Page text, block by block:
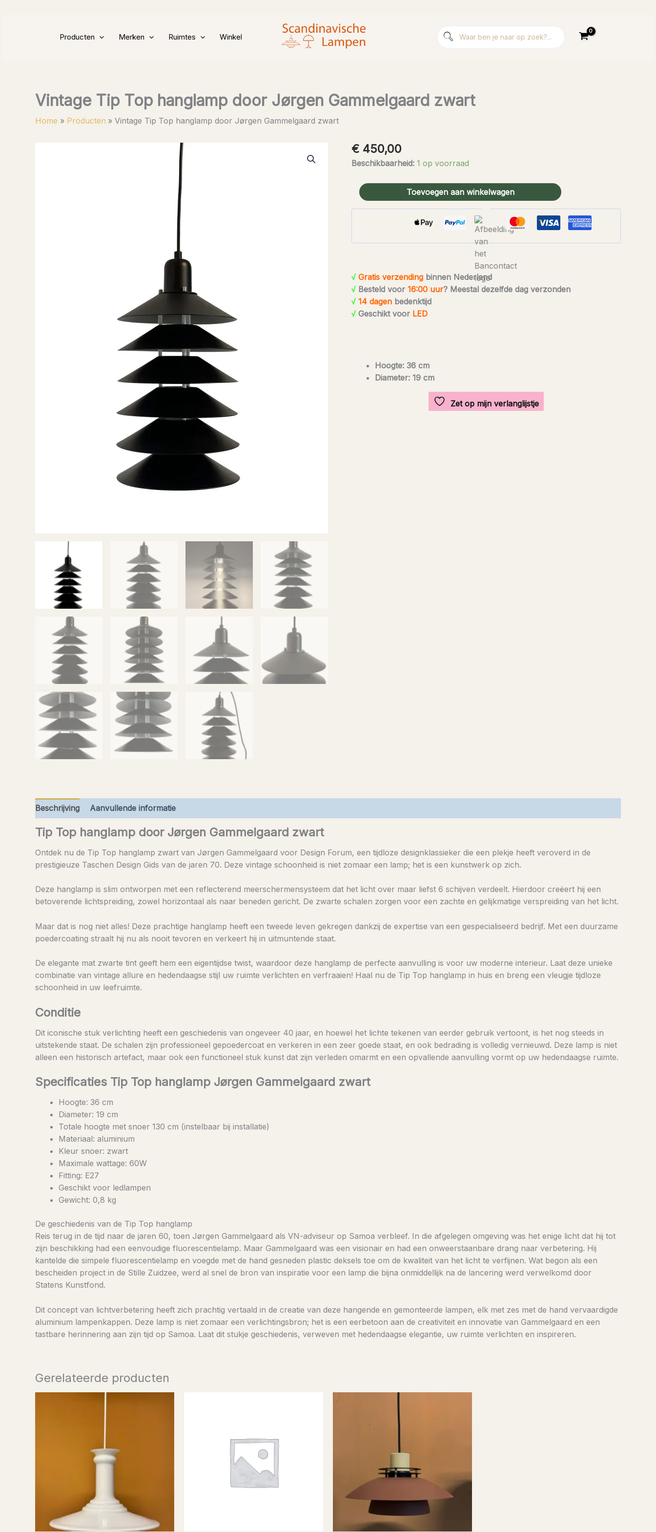
Producten Merken Ruimtes Winkel
Vintage Tip Top hanglamp door Jørgen Gammelgaard zwart
Home Producten Vintage Tip Top hanglamp door Jørgen Gammelgaard zwart
€ 450,00
Beschikbaarheid: 1 op voorraad
Vintage
Tip
Top
zwart
aantal
Toevoegen aan winkelwagen
√ Gratis verzending binnen Nederland
√ Besteld voor 16:00 uur? Meestal dezelfde dag verzonden
√ 14 dagen bedenktijd
√ Geschikt voor LED
Hoogte: 36 cm
Diameter: 19 cm
Zet op mijn verlanglijstje
Beschrijving Aanvullende informatie
Tip Top hanglamp door Jørgen Gammelgaard zwart
Ontdek nu de Tip Top hanglamp zwart van Jørgen Gammelgaard voor Design Forum, een tijdloze designklassieker die een plekje heeft veroverd in de
prestigieuze Taschen Design Gids van de jaren 70. Deze vintage schoonheid is niet zomaar een lamp; het is een kunstwerk op zich.
Deze hanglamp is slim ontworpen met een reflecterend meerschermensysteem dat het licht over maar liefst 6 schijven verdeelt. Hierdoor creëert hij een
betoverende lichtspreiding, zowel horizontaal als naar beneden gericht. De zwarte schalen zorgen voor een zachte en gelijkmatige verspreiding van het licht.
Maar dat is nog niet alles! Deze prachtige hanglamp heeft een tweede leven gekregen dankzij de expertise van een gespecialiseerd bedrijf. Met een duurzame
poedercoating straalt hij nu als nooit tevoren en verkeert hij in uitmuntende staat.
De elegante mat zwarte tint geeft hem een eigentijdse twist, waardoor deze hanglamp de perfecte aanvulling is voor uw moderne interieur. Laat deze unieke
combinatie van vintage allure en hedendaagse stijl uw ruimte verlichten en verfraaien! Haal nu de Tip Top hanglamp in huis en breng een vleugje tijdloze
schoonheid in uw leefruimte.
Conditie
Dit iconische stuk verlichting heeft een geschiedenis van ongeveer 40 jaar, en hoewel het lichte tekenen van eerder gebruik vertoont, is het nog steeds in
uitstekende staat. De schalen zijn professioneel gepoedercoat en verkeren in een zeer goede staat, en ook bedrading is volledig vernieuwd. Deze lamp is niet
alleen een historisch artefact, maar ook een functioneel stuk kunst dat zijn verleden omarmt en een opvallende aanvulling vormt op uw hedendaagse ruimte.
Specificaties Tip Top hanglamp Jørgen Gammelgaard zwart
Hoogte: 36 cm
Diameter: 19 cm
Totale hoogte met snoer 130 cm (instelbaar bij installatie)
Materiaal: aluminium
Kleur snoer: zwart
Maximale wattage: 60W
Fitting: E27
Geschikt voor ledlampen
Gewicht: 0,8 kg
De geschiedenis van de Tip Top hanglamp
Reis terug in de tijd naar de jaren 60, toen Jørgen Gammelgaard als VN-adviseur op Samoa verbleef. In die afgelegen omgeving was het enige licht dat hij tot
zijn beschikking had een eenvoudige fluorescentielamp. Maar Gammelgaard was een visionair en had een onweerstaanbare drang naar verbetering. Hij
kantelde die simpele fluorescentielamp en voegde met de hand gesneden plastic deksels toe om de kwaliteit van het licht te verfijnen. Wat begon als een
bescheiden project in de Stille Zuidzee, werd al snel de bron van inspiratie voor een lamp die bijna onmiddellijk na de lancering werd verwelkomd door
Statens Kunstfond.
Dit concept van lichtverbetering heeft zich prachtig vertaald in de creatie van deze hangende en gemonteerde lampen, elk met zes met de hand vervaardigde
aluminium lampenkappen. Deze lamp is niet zomaar een verlichtingsbron; het is een eerbetoon aan de creativiteit en innovatie van Gammelgaard en een
tastbare herinnering aan zijn tijd op Samoa. Laat dit stukje geschiedenis, verweven met hedendaagse elegantie, uw ruimte verlichten en inspireren.
Gerelateerde producten